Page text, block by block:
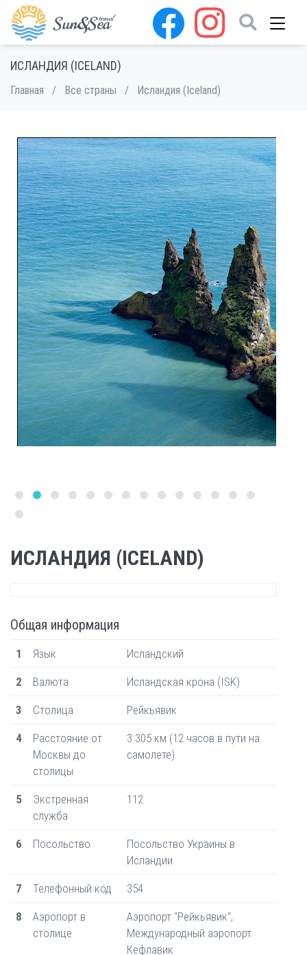
ИСЛАНДИЯ (ICELAND)
Главная / Все страны / Исландия (Iceland)
ИСЛАНДИЯ (ICELAND)
Общая информация
1 Язык Исландский
2 Валюта Исландская крона (ISK)
3 Столица Рейкьявик
4
Расстояние от
Москвы до
столицы
3 305 км (12 часов в пути на
самолете)
5
Экстренная
служба
112
6 Посольство
Посольство Украины в
Исландии
7 Телефонный код 354
8
Аэропорт в
столице
Аэропорт "Рейкьявик",
Международный аэропорт
Кефлавик